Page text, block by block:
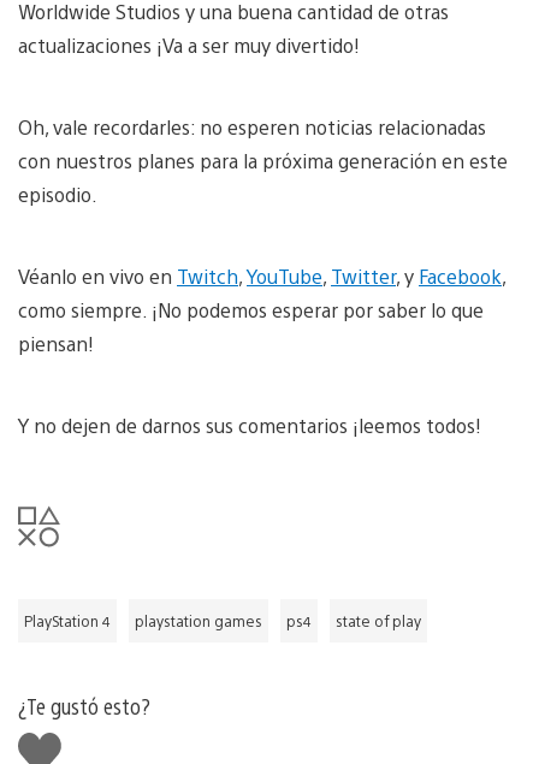
Worldwide Studios y una buena cantidad de otras
actualizaciones ¡Va a ser muy divertido!
Oh, vale recordarles: no esperen noticias relacionadas
con nuestros planes para la próxima generación en este
episodio.
Véanlo en vivo en Twitch,YouTube, Twitter, y Facebook,
como siempre. ¡No podemos esperar por saber lo que
piensan!
Y no dejen de darnos sus comentarios ¡leemos todos!
PlayStation 4 playstation games ps4 state of play
¿Te gustó esto?
Me